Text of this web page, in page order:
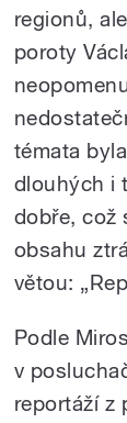
regionů,
poroty
témata
dlouhých i
dobře, což
obsahu
větou:
Podle
v
reportáží z